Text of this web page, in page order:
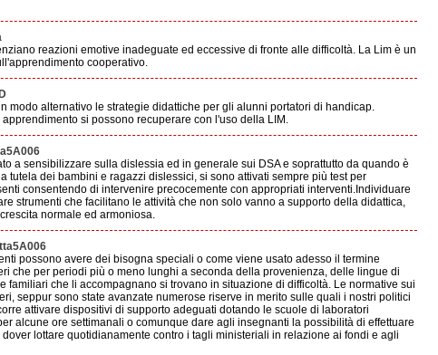
reazioni emotive inadeguate ed eccessive di fronte alle difficoltà. La Lim è un
cooperativo.
modo alternativo le strategie didattiche per gli alunni portatori di handicap.
si possono recuperare con l'uso della LIM.
a sensibilizzare sulla dislessia ed in generale sui DSA e soprattutto da quando è
tutela dei bambini e ragazzi dislessici, si sono attivati sempre più test per
consentendo di intervenire precocemente con appropriati interventi.Individuare
strumenti che facilitano le attività che non solo vanno a supporto della didattica,
normale ed armoniosa.
possono avere dei bisogna speciali o come viene usato adesso il termine
che per periodi più o meno lunghi a seconda della provenienza, delle lingue di
familiari che li accompagnano si trovano in situazione di difficoltà. Le normative sui
seppur sono state avanzate numerose riserve in merito sulle quali i nostri politici
attivare dispositivi di supporto adeguati dotando le scuole di laboratori
alcune ore settimanali o comunque dare agli insegnanti la possibilità di effettuare
lottare quotidianamente contro i tagli ministeriali in relazione ai fondi e agli